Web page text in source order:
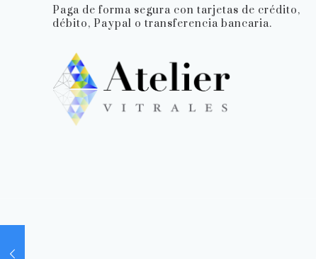
Paga de forma segura con tarjetas de crédito,
débito, Paypal o transferencia bancaria.